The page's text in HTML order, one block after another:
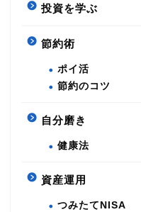
投資を学ぶ
節約術
ポイ活
節約のコツ
自分磨き
健康法
資産運用
つみたてNISA